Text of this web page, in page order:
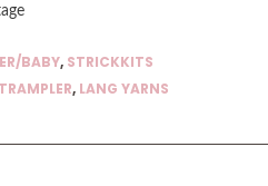
BABY, STRICKKITS
, LANG YARNS